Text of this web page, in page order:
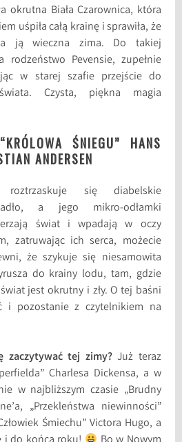
okrutna Biała Czarownica, która
uśpiła całą krainę i sprawiła, że
ją wieczna zima. Do takiej
Pevensie, zupełnie
w starej szafie przejście do
Czysta, piękna magia
ŚNIEGU” HANS
ANDERSEN
roztrzaskuje się diabelskie
a jego mikro-odłamki
świat i wpadają w oczy
zatruwając ich serca, możecie
że szykuje się niesamowita
do krainy lodu, tam, gdzie
jest okrutny i zły. O tej baśni
i pozostanie z czytelnikiem na
tej zimy?Już teraz
Charlesa Dickensa, a w
w najbliższym czasie „Brudny
„Przekleństwa niewinności”
Śmiechu” Victora Hugo, a